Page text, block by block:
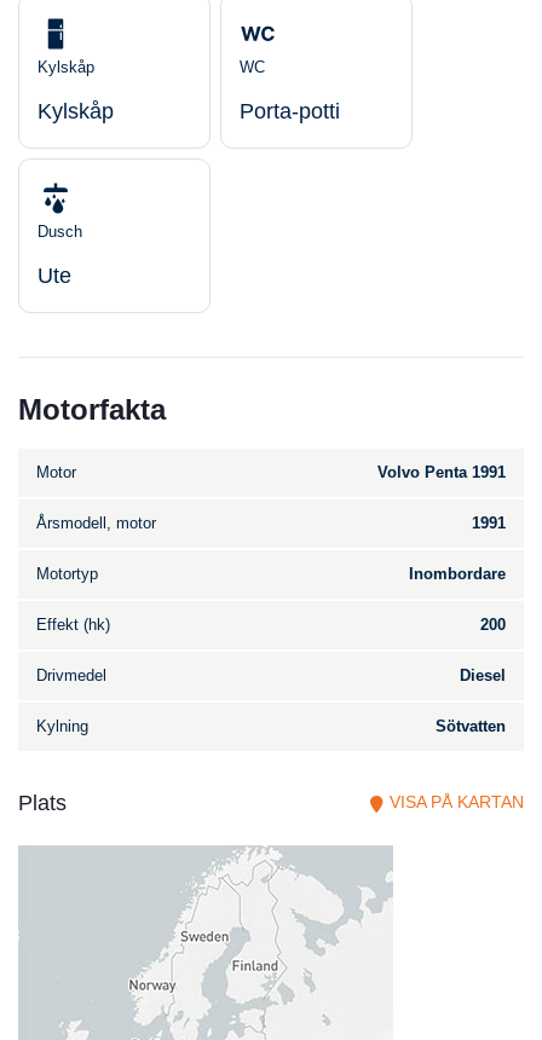
Kylskåp
Kylskåp
WC
Porta-potti
Dusch
Ute
Motorfakta
Motor Volvo Penta 1991
Årsmodell, motor 1991
Motortyp Inombordare
Effekt (hk) 200
Drivmedel Diesel
Kylning Sötvatten
Plats VISA PÅ KARTAN